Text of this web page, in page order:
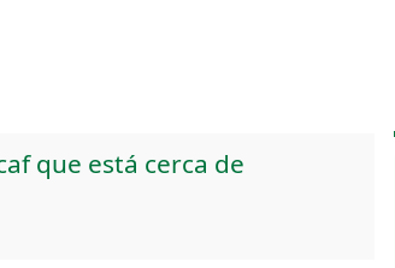
que está cerca de